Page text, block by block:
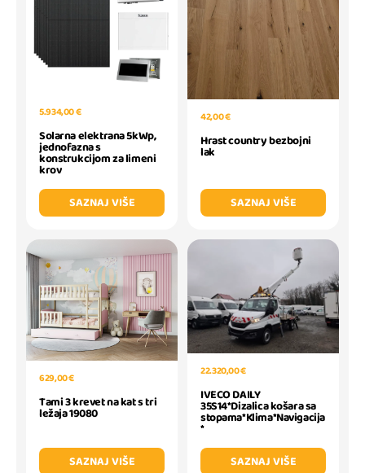
5.934,00 €
Solarna elektrana 5kWp,
jednofazna s
konstrukcijom za limeni
krov
SAZNAJ VIŠE
42,00 €
Hrast country bezbojni
lak
SAZNAJ VIŠE
629,00 €
Tami 3 krevet na kat s tri
ležaja 19080
SAZNAJ VIŠE
22.320,00 €
IVECO DAILY
35S14*Dizalica košara sa
stopama*Klima*Navigacija
*
SAZNAJ VIŠE